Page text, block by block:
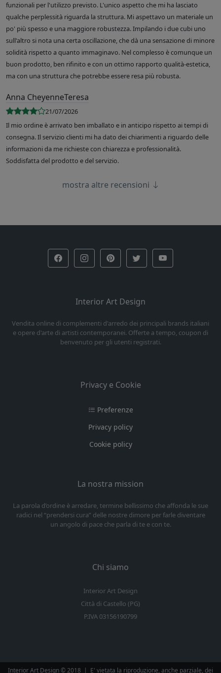
funzionali per l'utilizzo previsto. L'unico aspetto che mi ha lasciato
qualche perplessità riguarda la struttura. Mi aspettavo un materiale un
po' più spesso e una maggiore robustezza. Impilando i due cubi uno
sull'altro si nota una certa oscillazione, che dà una sensazione di minore
solidità rispetto a quanto immaginavo. Nel complesso è comunque un
buon prodotto, ben rifinito e con un ottimo rapporto qualità-estetica,
ma con una struttura che potrebbe essere resa più robusta.
Anna CheyenneTeresa
21/07/2026
Il mio ordine è arrivato ben imballato e in anticipo rispetto ai tempi di
consegna. Il servizio clienti mi ha dato dei chiarimenti a riguardo delle
informazioni da me richieste con chiarezza e professionalità.
Soddisfatta del prodotto e del servizio.
mostra altre recensioni
Interior Art Design
Vendita online di complementi d'arredo dei principali brands italiani
e opere d'arte di artisti contemporanei. Offerte a tempo, coupon di
benvenuto per gli utenti registrati.
Privacy e Cookie
Preferenze
Privacy policy
Cookie policy
La nostra mission
La parola d’ordine è arredare, termine bellissimo che affonda le sue
radici nel “prendersi cura” delle nostre dimore per farle diventare
un angolo di pace che parla di te e con te.
Chi siamo
Interior Art Design
Città di Castello (PG)
P.IVA 03156190799
Interior Art Design © 2018 | E' vietata la riproduzione, anche parziale, dei